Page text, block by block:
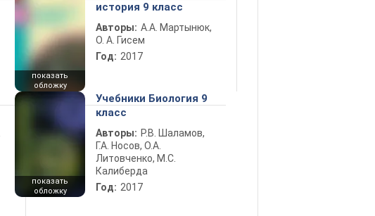
показать
обложку
история 9 класс
Авторы: А.А. Мартынюк,
О. А. Гисем
Год: 2017
показать
обложку
Учебники Биология 9
класс
Авторы: Р.В. Шаламов,
Г.А. Носов, О.А.
Литовченко, М.С.
Калиберда
Год: 2017